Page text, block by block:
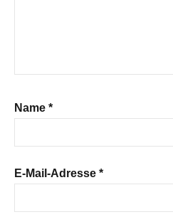
Name *
E-Mail-Adresse *